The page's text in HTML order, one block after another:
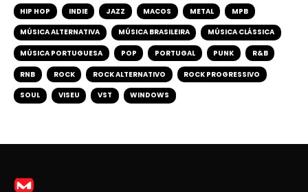
HIP HOP INDIE JAZZ MACOS METAL MPB
MÚSICA ALTERNATIVA MÚSICA BRASILEIRA MÚSICA CLÁSSICA
MÚSICA PORTUGUESA POP PORTUGAL PUNK R&B
RNB ROCK ROCK ALTERNATIVO ROCK PROGRESSIVO
SOUL VISEU VST WINDOWS